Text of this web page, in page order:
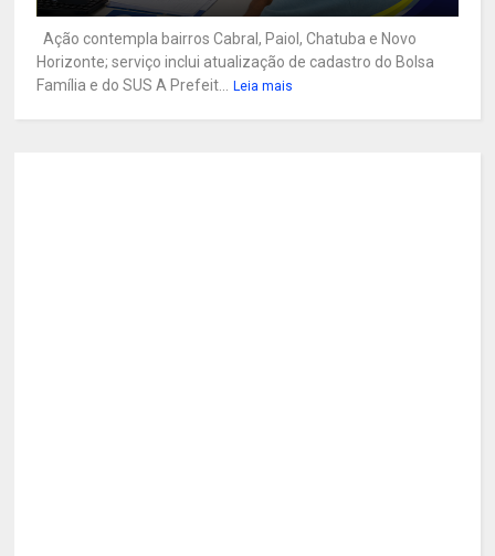
Ação contempla bairros Cabral, Paiol, Chatuba e Novo
Horizonte; serviço inclui atualização de cadastro do Bolsa
Família e do SUS A Prefeit...
Leia mais